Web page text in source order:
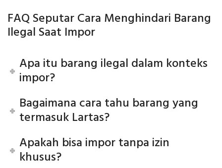
FAQ Seputar Cara Menghindari Barang
Ilegal Saat Impor
Apa itu barang ilegal dalam konteks
impor?
Bagaimana cara tahu barang yang
termasuk Lartas?
Apakah bisa impor tanpa izin
khusus?